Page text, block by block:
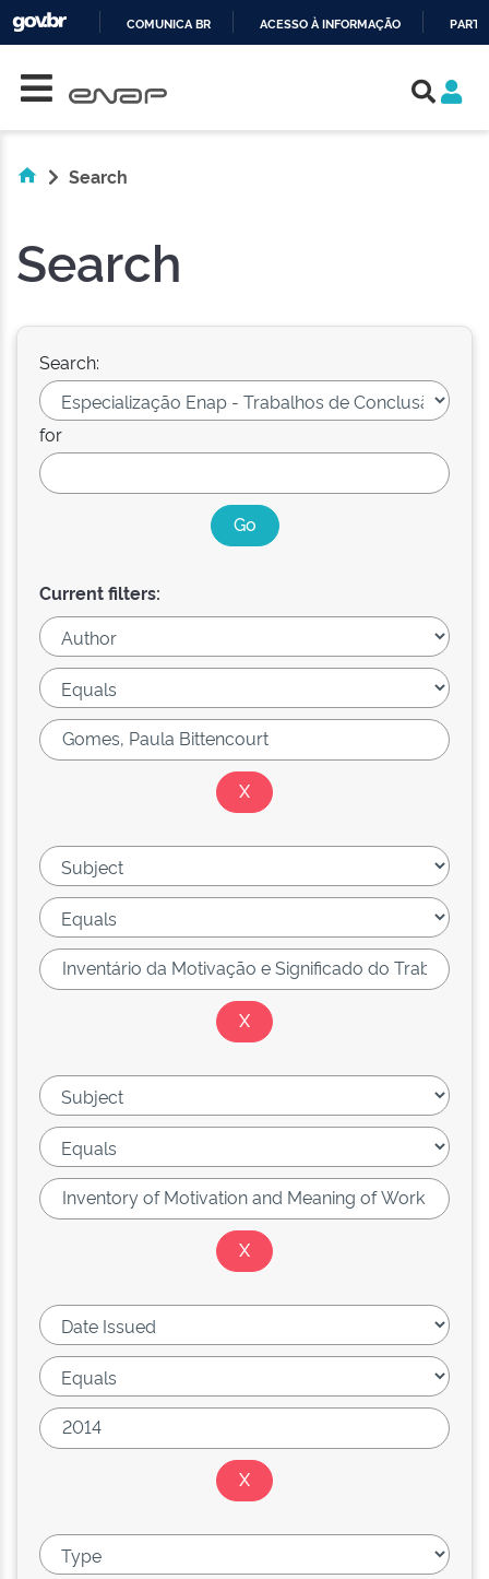
COMUNICA BR ACESSO À INFORMAÇÃO
Search
Search
Search:
for
Current filters: